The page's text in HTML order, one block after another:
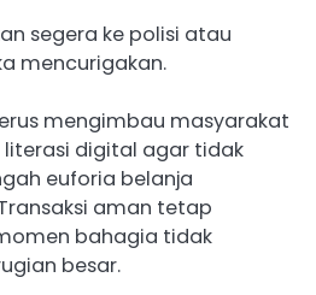
segera ke polisi atau
mencurigakan.
mengimbau masyarakat
digital agar tidak
euforia belanja
aman tetap
bahagia tidak
besar.